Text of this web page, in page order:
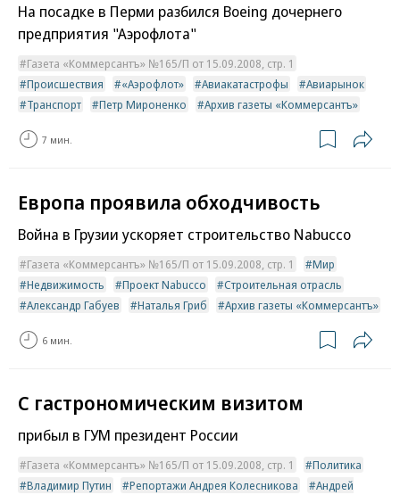
На посадке в Перми разбился Boeing дочернего
предприятия "Аэрофлота"
Газета «Коммерсантъ» №165/П от 15.09.2008, стр. 1
Происшествия
«Аэрофлот» Авиакатастрофы
Авиарынок
Транспорт
Петр Мироненко Архив газеты «Коммерсантъ»
7 мин.
Европа проявила обходчивость
Война в Грузии ускоряет строительство Nabucco
Газета «Коммерсантъ» №165/П от 15.09.2008, стр. 1
Мир
Недвижимость
Проект Nabucco
Строительная отрасль
Александр Габуев
Наталья Гриб Архив газеты «Коммерсантъ»
6 мин.
С гастрономическим визитом
прибыл в ГУМ президент России
Газета «Коммерсантъ» №165/П от 15.09.2008, стр. 1
Политика
Владимир Путин
Репортажи Андрея Колесникова
Андрей